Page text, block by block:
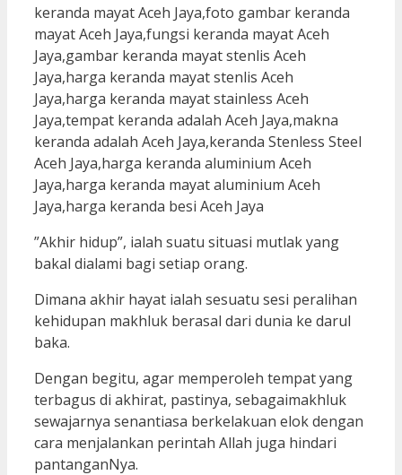
”Akhir hidup”, ialah suatu situasi mutlak yang
bakal dialami bagi setiap orang.
Dimana akhir hayat ialah sesuatu sesi peralihan
kehidupan makhluk berasal dari dunia ke darul
baka.
Dengan begitu, agar memperoleh tempat yang
terbagus di akhirat, pastinya, sebagaimakhluk
sewajarnya senantiasa berkelakuan elok dengan
cara menjalankan perintah Allah juga hindari
pantanganNya.